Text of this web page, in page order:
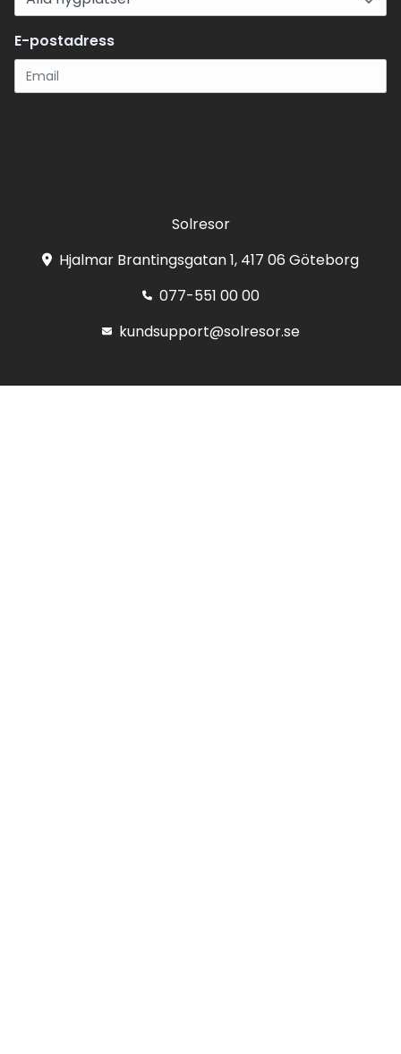
E-postadress
Solresor
Hjalmar Brantingsgatan 1, 417 06 Göteborg
077-551 00 00
kundsupport@solresor.se